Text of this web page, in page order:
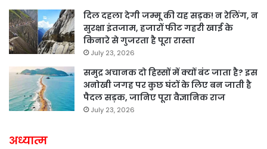
दिल दहला देगी जम्मू की यह सड़क! न रेलिंग, न
सुरक्षा इंतजाम, हजारों फीट गहरी खाई के
किनारे से गुजरता है पूरा रास्ता
July 23, 2026
समुद्र अचानक दो हिस्सों में क्यों बंट जाता है? इस
अनोखी जगह पर कुछ घंटों के लिए बन जाती है
पैदल सड़क, जानिए पूरा वैज्ञानिक राज
July 23, 2026
अध्यात्म